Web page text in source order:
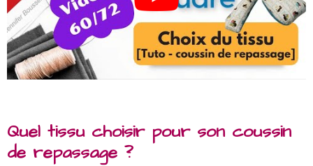
Quel tissu choisir pour son coussin
de repassage ?